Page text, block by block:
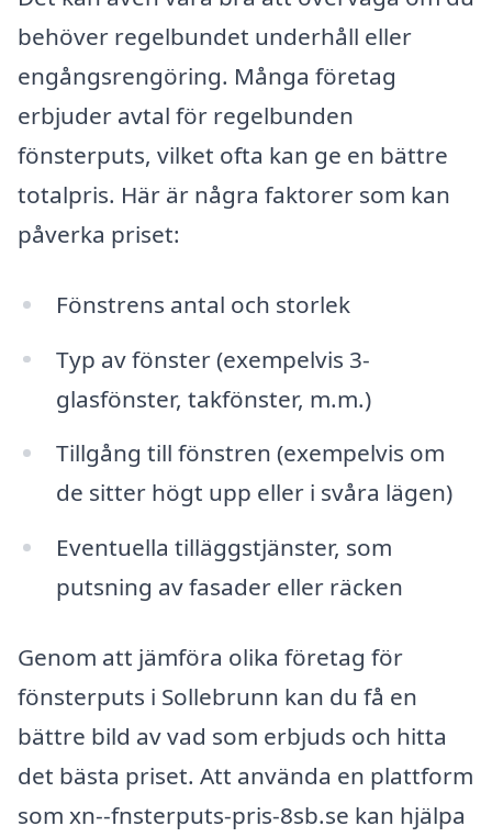
behöver regelbundet underhåll eller
engångsrengöring. Många företag
erbjuder avtal för regelbunden
fönsterputs, vilket ofta kan ge en bättre
totalpris. Här är några faktorer som kan
påverka priset:
Fönstrens antal och storlek
Typ av fönster (exempelvis 3-
glasfönster, takfönster, m.m.)
Tillgång till fönstren (exempelvis om
de sitter högt upp eller i svåra lägen)
Eventuella tilläggstjänster, som
putsning av fasader eller räcken
Genom att jämföra olika företag för
fönsterputs i Sollebrunn kan du få en
bättre bild av vad som erbjuds och hitta
det bästa priset. Att använda en plattform
som xn--fnsterputs-pris-8sb.se kan hjälpa